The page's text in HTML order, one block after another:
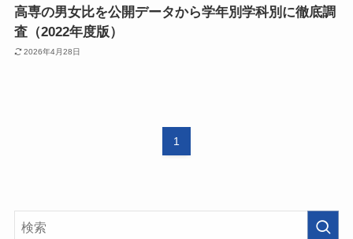
高専の男女比を公開データから学年別学科別に徹底調
査（2022年度版）
2026年4月28日
1